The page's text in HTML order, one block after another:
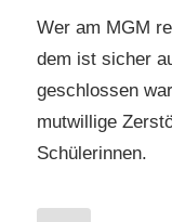
Wer am MGM
dem ist sicher
geschlossen
mutwillige
Schülerinnen.